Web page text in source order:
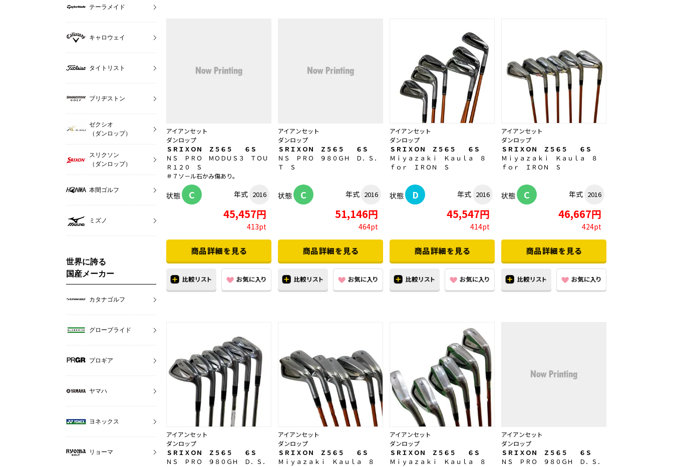
アイアンセット
ダンロップ
ＳＲＩＸＯＮ Ｚ５６５ ６Ｓ
ＮＳ ＰＲＯ ＭＯＤＵＳ３ ＴＯＵ
Ｒ１２０ Ｓ
＃７ソ－ル石かみ傷あり。
状態 C 年式 2016
45,457円
413pt
アイアンセット
ダンロップ
ＳＲＩＸＯＮ Ｚ５６５ ６Ｓ
ＮＳ ＰＲＯ ９８０ＧＨ Ｄ．Ｓ．
Ｔ Ｓ
状態 C 年式 2016
51,146円
464pt
アイアンセット
ダンロップ
ＳＲＩＸＯＮ Ｚ５６５ ６Ｓ
Ｍｉｙａｚａｋｉ Ｋａｕｌａ ８
ｆｏｒ ＩＲＯＮ Ｓ
状態 D 年式 2016
45,547円
414pt
アイアンセット
ダンロップ
ＳＲＩＸＯＮ Ｚ５６５ ６Ｓ
Ｍｉｙａｚａｋｉ Ｋａｕｌａ ８
ｆｏｒ ＩＲＯＮ Ｓ
状態 C 年式 2016
46,667円
424pt
アイアンセット
ダンロップ
ＳＲＩＸＯＮ Ｚ５６５ ６Ｓ
ＮＳ ＰＲＯ ９８０ＧＨ Ｄ．Ｓ．
アイアンセット
ダンロップ
ＳＲＩＸＯＮ Ｚ５６５ ６Ｓ
Ｍｉｙａｚａｋｉ Ｋａｕｌａ ８
アイアンセット
ダンロップ
ＳＲＩＸＯＮ Ｚ５６５ ６Ｓ
Ｍｉｙａｚａｋｉ Ｋａｕｌａ ８
アイアンセット
ダンロップ
ＳＲＩＸＯＮ Ｚ５６５ ６Ｓ
ＮＳ ＰＲＯ ９８０ＧＨ Ｄ．Ｓ．
テーラメイド
キャロウェイ
タイトリスト
ブリヂストン
ゼクシオ
（ダンロップ）
スリクソン
（ダンロップ）
本間ゴルフ
ミズノ
世界に誇る
国産メーカー
カタナゴルフ
グローブライド
プロギア
ヤマハ
ヨネックス
リョーマ